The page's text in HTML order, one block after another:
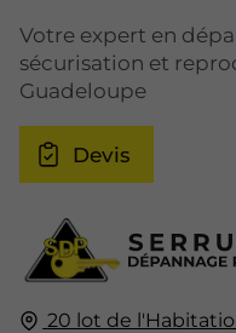
20 lot de
Votre expert en
sécurisation et
Guadeloupe
Devis